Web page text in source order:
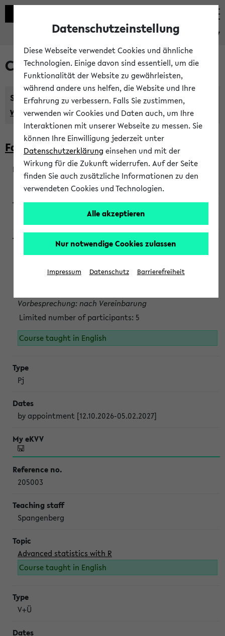
eKVV
Courses taught in English
Semester:
WiSe 2026/2027 SoSe 2026 Previous...
Faculty of Biology
200923
Wendisch, Peters-Wendisch, Stegelmann
Projektmodul "Bakterielle Biotechnologie"
Persönliche Anmeldung beim Veranstalter ist unbedingt
Vorbesprechung: nach Vereinbarung
Limited number of participants: 5
Course taught in English
Pj
by appointment [12.10.2026-05.02.2027]
205003
Spangenberg
Advanced statistics with R
Course taught in English
V+Ü
Datenschutzeinstellung
Diese Webseite verwendet Cookies und ähnliche
Technologien. Einige davon sind essentiell, um die
Funktionalität der Website zu gewährleisten,
während andere uns helfen, die Website und Ihre
Erfahrung zu verbessern. Falls Sie zustimmen,
verwenden wir Cookies und Daten auch, um Ihre
Interaktionen mit unserer Webseite zu messen. Sie
können Ihre Einwilligung jederzeit unter
Datenschutzerklärung einsehen und mit der
Wirkung für die Zukunft widerrufen. Auf der Seite
finden Sie auch zusätzliche Informationen zu den
verwendeten Cookies und Technologien.
Alle akzeptieren
Nur notwendige Cookies zulassen
Impressum Datenschutz Barrierefreiheit